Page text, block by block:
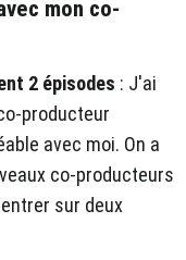
mon co-
2 épisodes : J'ai
producteur
avec moi. On a
co-producteurs
sur deux